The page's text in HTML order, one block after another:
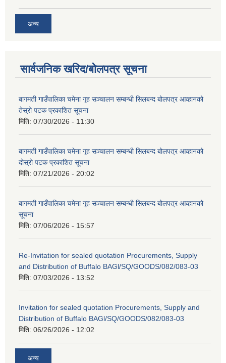
अन्य
सार्वजनिक खरिद/बोलपत्र सूचना
बागमती गाउँपालिका चमेना गृह सञ्चालन सम्बन्धी सिलबन्द बोलपत्र आव्हानको
तेस्रो पटक प्रकाशित सूचना
मिति: 07/30/2026 - 11:30
बागमती गाउँपालिका चमेना गृह सञ्चालन सम्बन्धी सिलबन्द बोलपत्र आव्हानको
दोस्रो पटक प्रकाशित सूचना
मिति: 07/21/2026 - 20:02
बागमती गाउँपालिका चमेना गृह सञ्चालन सम्बन्धी सिलबन्द बोलपत्र आव्हानको
सूचना
मिति: 07/06/2026 - 15:57
Re-Invitation for sealed quotation Procurements, Supply
and Distribution of Buffalo BAGl/SQ/GOODS/082/083-03
मिति: 07/03/2026 - 13:52
Invitation for sealed quotation Procurements, Supply and
Distribution of Buffalo BAGl/SQ/GOODS/082/083-03
मिति: 06/26/2026 - 12:02
अन्य